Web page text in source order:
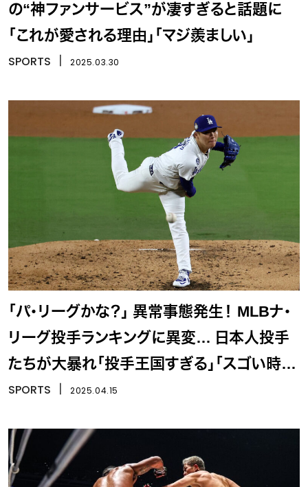
の“神ファンサービス”が凄すぎると話題に
「これが愛される理由」「マジ羨ましい」
SPORTS 2025.03.30
「パ・リーグかな？」 異常事態発生！ MLBナ・
リーグ投手ランキングに異変… 日本人投手
たちが大暴れ「投手王国すぎる」「スゴい時代
だ」
SPORTS 2025.04.15